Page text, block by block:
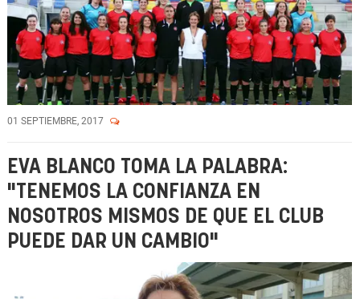
01 SEPTIEMBRE, 2017
EVA BLANCO TOMA LA PALABRA:
"TENEMOS LA CONFIANZA EN
NOSOTROS MISMOS DE QUE EL CLUB
PUEDE DAR UN CAMBIO"